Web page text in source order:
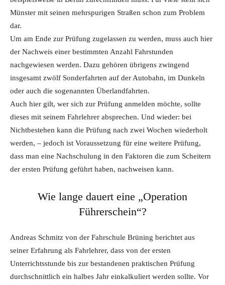
Münster mit seinen mehrspurigen Straßen schon zum Problem
dar.
Um am Ende zur Prüfung zugelassen zu werden, muss auch hier
der Nachweis einer bestimmten Anzahl Fahrstunden
nachgewiesen werden. Dazu gehören übrigens zwingend
insgesamt zwölf Sonderfahrten auf der Autobahn, im Dunkeln
oder auch die sogenannten Überlandfahrten.
Auch hier gilt, wer sich zur Prüfung anmelden möchte, sollte
dieses mit seinem Fahrlehrer absprechen. Und wieder: bei
Nichtbestehen kann die Prüfung nach zwei Wochen wiederholt
werden, – jedoch ist Voraussetzung für eine weitere Prüfung,
dass man eine Nachschulung in den Faktoren die zum Scheitern
der ersten Prüfung geführt haben, nachweisen kann.
Wie lange dauert eine „Operation
Führerschein“?
Andreas Schmitz von der Fahrschule Brüning berichtet aus
seiner Erfahrung als Fahrlehrer, dass von der ersten
Unterrichtsstunde bis zur bestandenen praktischen Prüfung
durchschnittlich ein halbes Jahr einkalkuliert werden sollte. Vor